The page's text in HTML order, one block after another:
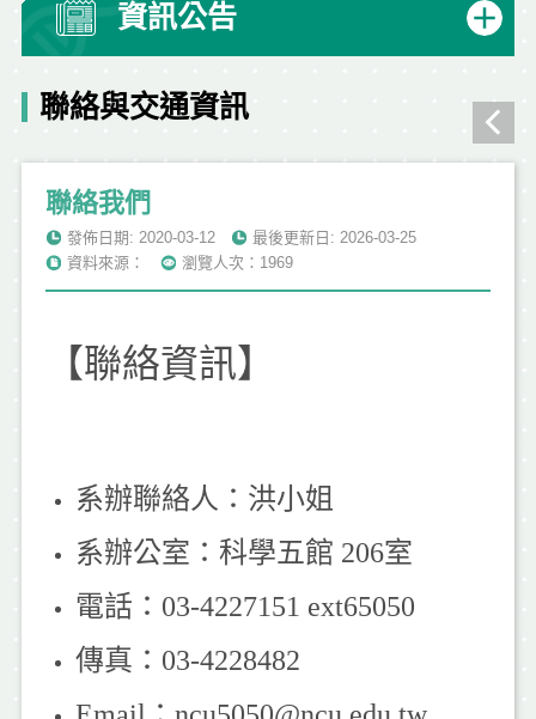
資訊公告
聯絡與交通資訊
聯絡我們
發佈日期: 2020-03-12
最後更新日: 2026-03-25
資料來源：
瀏覽人次：1969
【聯絡資訊】
系辦聯絡人：洪小姐
系辦公室：科學五館 206室
電話：03-4227151 ext65050
傳真：03-4228482